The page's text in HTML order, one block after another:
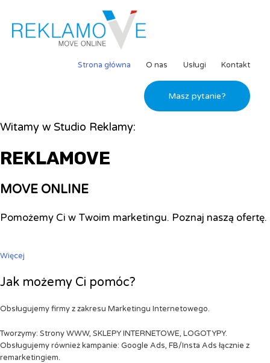
Strona główna O nas Usługi Kontakt
Masz pytanie?
Witamy w Studio Reklamy:
REKLAMOVE
MOVE ONLINE
Pomożemy Ci w Twoim marketingu. Poznaj naszą ofertę.
Więcej
Jak możemy Ci pomóc?
Obsługujemy firmy z zakresu Marketingu Internetowego.
Tworzymy: Strony WWW, SKLEPY INTERNETOWE, LOGOTYPY.
Obsługujemy również kampanie: Google Ads, FB/Insta Ads łącznie z
remarketingiem.